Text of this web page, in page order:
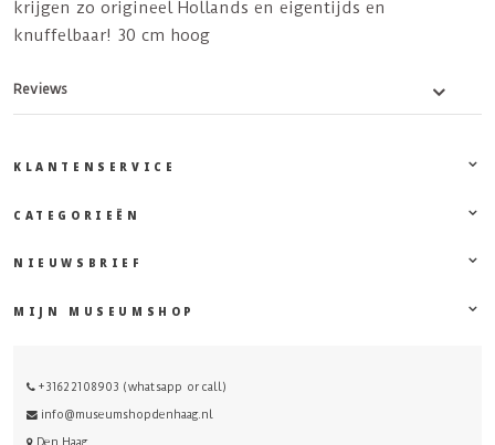
krijgen zo origineel Hollands en eigentijds en
knuffelbaar! 30 cm hoog
Reviews
KLANTENSERVICE
CATEGORIEËN
NIEUWSBRIEF
MIJN MUSEUMSHOP
+31622108903 (whatsapp or call)
info@museumshopdenhaag.nl
Den Haag